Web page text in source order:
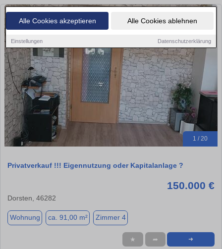
Alle Cookies akzeptieren Alle Cookies ablehnen
Einstellungen Datenschutzerklärung
1 / 20
Privatverkauf !!! Eigennutzung oder Kapitalanlage ?
150.000 €
Dorsten, 46282
Wohnung ca. 91,00 m² Zimmer 4
★ ➦ ➜